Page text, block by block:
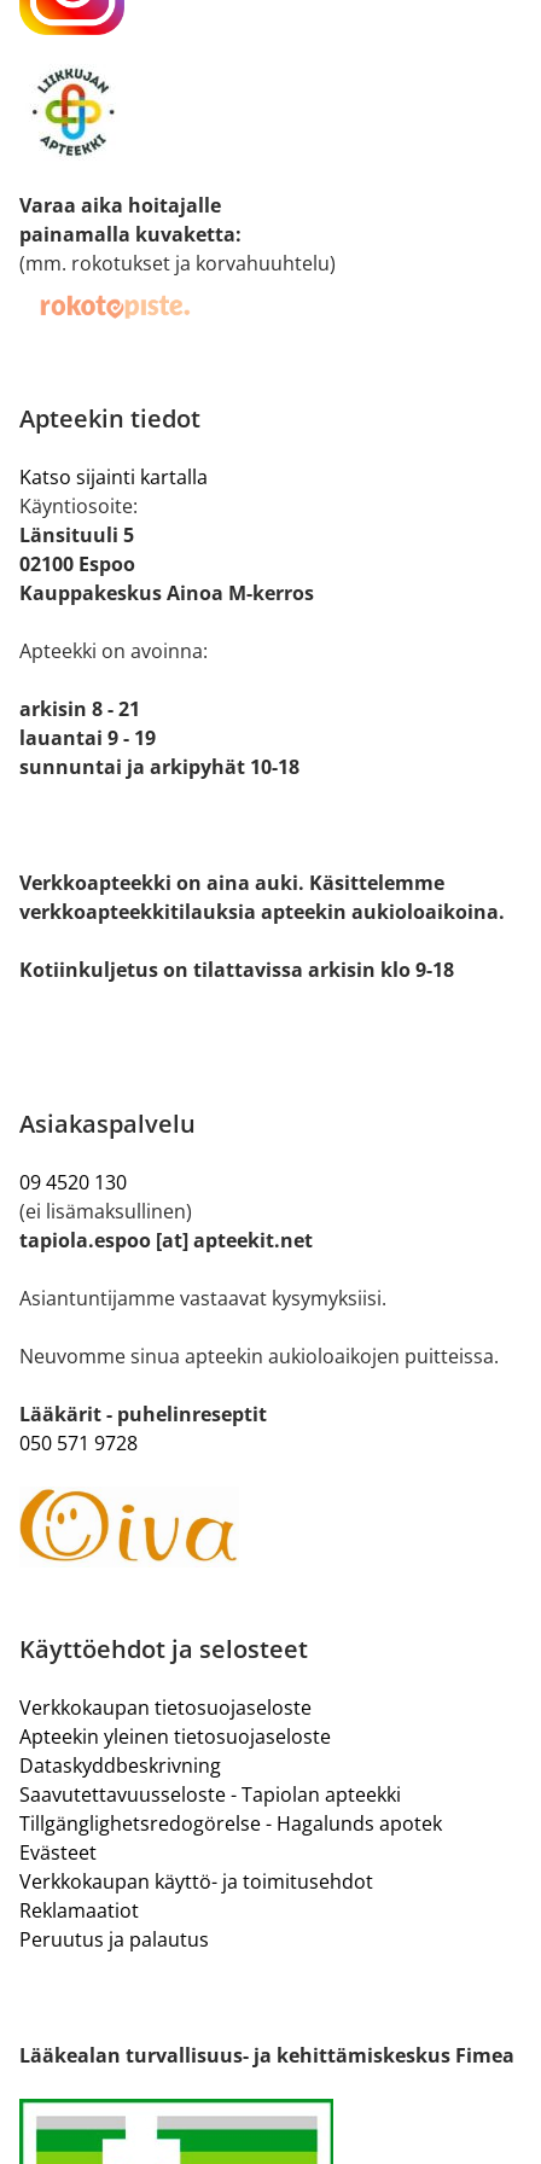
Varaa aika hoitajalle
painamalla kuvaketta:
(mm. rokotukset ja korvahuuhtelu)
Apteekin tiedot
Katso sijainti kartalla
Käyntiosoite:
Länsituuli 5
02100 Espoo
Kauppakeskus Ainoa M-kerros
Apteekki on avoinna:
arkisin 8 - 21
lauantai 9 - 19
sunnuntai ja arkipyhät 10-18
Verkkoapteekki on aina auki. Käsittelemme
verkkoapteekkitilauksia apteekin aukioloaikoina.
Kotiinkuljetus on tilattavissa arkisin klo 9-18
Asiakaspalvelu
09 4520 130
(ei lisämaksullinen)
tapiola.espoo [at] apteekit.net
Asiantuntijamme vastaavat kysymyksiisi.
Neuvomme sinua apteekin aukioloaikojen puitteissa.
Lääkärit - puhelinreseptit
050 571 9728
Käyttöehdot ja selosteet
Verkkokaupan tietosuojaseloste
Apteekin yleinen tietosuojaseloste
Dataskyddbeskrivning
Saavutettavuusseloste - Tapiolan apteekki
Tillgänglighetsredogörelse - Hagalunds apotek
Evästeet
Verkkokaupan käyttö- ja toimitusehdot
Reklamaatiot
Peruutus ja palautus
Lääkealan turvallisuus- ja kehittämiskeskus Fimea